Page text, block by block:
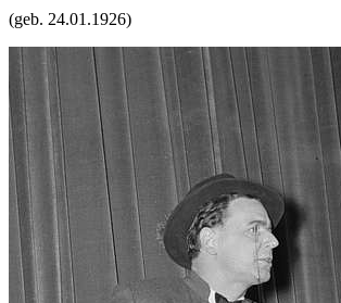
(geb. 24.01.1926)